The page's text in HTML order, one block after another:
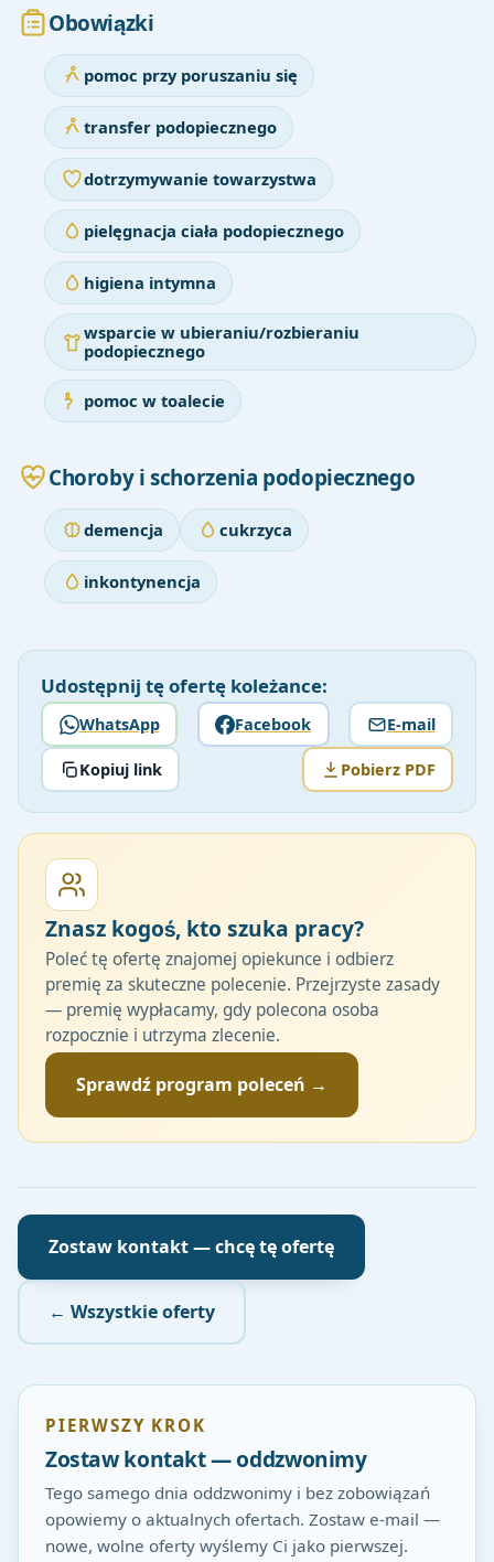
Obowiązki
pomoc przy poruszaniu się
transfer podopiecznego
dotrzymywanie towarzystwa
pielęgnacja ciała podopiecznego
higiena intymna
wsparcie w ubieraniu/rozbieraniu
podopiecznego
pomoc w toalecie
Choroby i schorzenia podopiecznego
demencja cukrzyca
inkontynencja
Udostępnij tę ofertę koleżance:
WhatsApp Facebook E-mail
Kopiuj link Pobierz PDF
Znasz kogoś, kto szuka pracy?
Poleć tę ofertę znajomej opiekunce i odbierz
premię za skuteczne polecenie. Przejrzyste zasady
— premię wypłacamy, gdy polecona osoba
rozpocznie i utrzyma zlecenie.
Sprawdź program poleceń →
Zostaw kontakt — chcę tę ofertę
← Wszystkie oferty
PIERWSZY KROK
Zostaw kontakt — oddzwonimy
Tego samego dnia oddzwonimy i bez zobowiązań
opowiemy o aktualnych ofertach. Zostaw e-mail —
nowe, wolne oferty wyślemy Ci jako pierwszej.